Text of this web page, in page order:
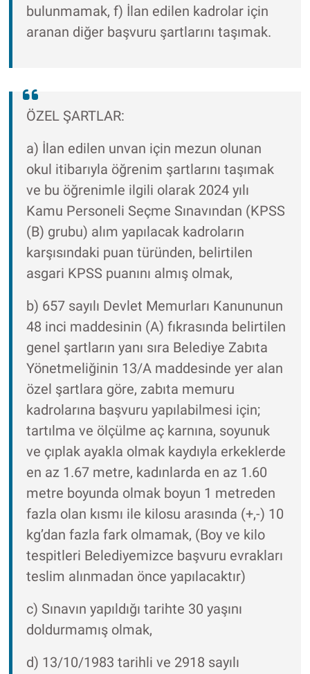
bulunmamak, f) İlan edilen kadrolar için
aranan diğer başvuru şartlarını taşımak.
ÖZEL ŞARTLAR:
a) İlan edilen unvan için mezun olunan
okul itibarıyla öğrenim şartlarını taşımak
ve bu öğrenimle ilgili olarak 2024 yılı
Kamu Personeli Seçme Sınavından (KPSS
(B) grubu) alım yapılacak kadroların
karşısındaki puan türünden, belirtilen
asgari KPSS puanını almış olmak,
b) 657 sayılı Devlet Memurları Kanununun
48 inci maddesinin (A) fıkrasında belirtilen
genel şartların yanı sıra Belediye Zabıta
Yönetmeliğinin 13/A maddesinde yer alan
özel şartlara göre, zabıta memuru
kadrolarına başvuru yapılabilmesi için;
tartılma ve ölçülme aç karnına, soyunuk
ve çıplak ayakla olmak kaydıyla erkeklerde
en az 1.67 metre, kadınlarda en az 1.60
metre boyunda olmak boyun 1 metreden
fazla olan kısmı ile kilosu arasında (+,-) 10
kg’dan fazla fark olmamak, (Boy ve kilo
tespitleri Belediyemizce başvuru evrakları
teslim alınmadan önce yapılacaktır)
c) Sınavın yapıldığı tarihte 30 yaşını
doldurmamış olmak,
d) 13/10/1983 tarihli ve 2918 sayılı